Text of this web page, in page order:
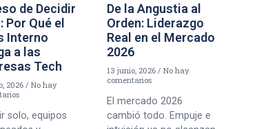
de Decidir
Por Qué el
Interno
a las
Tech
2026
No hay
solo, equipos
De la Angustia al
Orden: Liderazgo
Real en el Mercado
2026
13 junio, 2026 No hay
comentarios
El mercado 2026
cambió todo. Empuje e